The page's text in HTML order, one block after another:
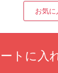
お気に
トに入